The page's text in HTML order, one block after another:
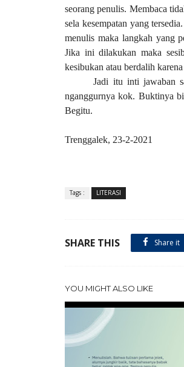
seorang penulis. Membaca
sela kesempatan yang
menulis maka langkah yang
Jika ini dilakukan maka
kesibukan atau berdalih
Jadi itu inti jawaban
nganggurnya kok. Buktinya
Begitu.
Trenggalek, 23-2-2021
Tags : LITERASI
SHARE THIS Share it
YOU MIGHT ALSO LIKE